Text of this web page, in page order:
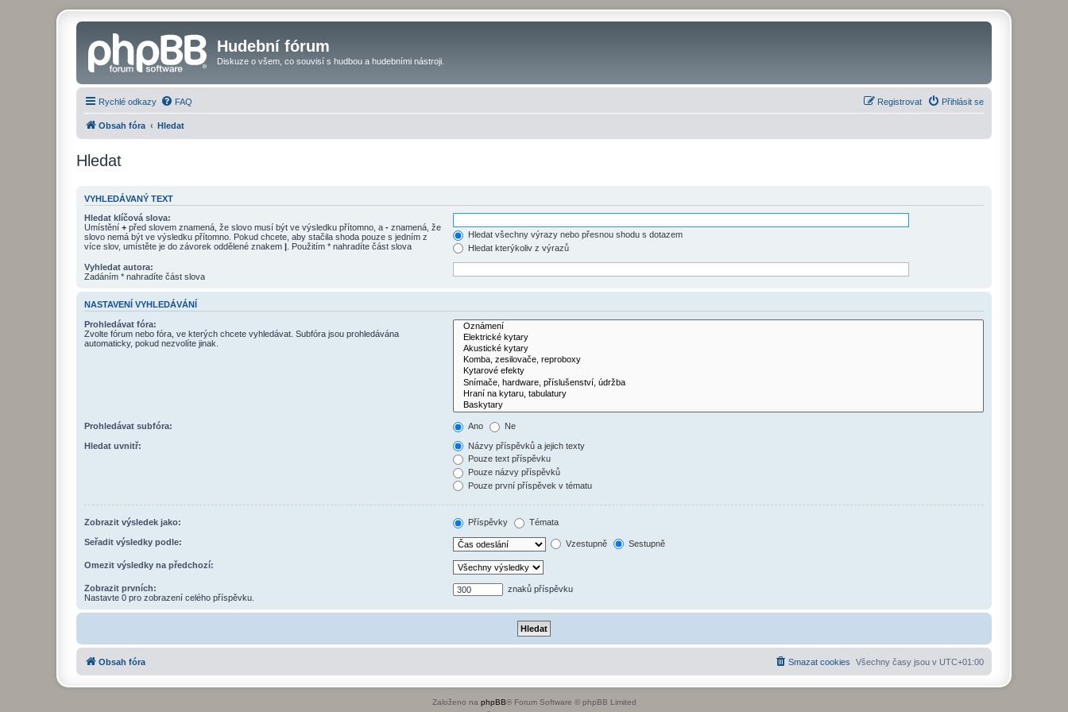
Hudební fórum
Diskuze o všem, co souvisí s hudbou a hudebními nástroji.
Rychlé odkazy FAQ Přihlásit se
Registrovat
Obsah fóra Hledat
Hledat
VYHLEDÁVANÝ TEXT
Hledat klíčová slova:
Umístění + před slovem znamená, že slovo musí být ve výsledku přítomno, a - znamená, že
slovo nemá být ve výsledku přítomno. Pokud chcete, aby stačila shoda pouze s jedním z
více slov, umístěte je do závorek oddělené znakem | . Použitím * nahradíte část slova
Hledat všechny výrazy nebo přesnou shodu s dotazem
Hledat kterýkoliv z výrazů
Vyhledat autora:
Zadáním * nahradíte část slova
NASTAVENÍ VYHLEDÁVÁNÍ
Prohledávat fóra:
Zvolte fórum nebo fóra, ve kterých chcete vyhledávat. Subfóra jsou prohledávána
automaticky, pokud nezvolíte jinak.
Prohledávat subfóra: Ano Ne
Hledat uvnitř:
Názvy příspěvků a jejich texty
Pouze text příspěvku
Pouze názvy příspěvků
Pouze první příspěvek v tématu
Zobrazit výsledek jako: Příspěvky Témata
Seřadit výsledky podle: Vzestupně Sestupně
Omezit výsledky na předchozí:
Zobrazit prvních:
Nastavte 0 pro zobrazení celého příspěvku.
znaků příspěvku
Obsah fóra Všechny časy jsou v UTC+01:00
Smazat cookies
Založeno na phpBB® Forum Software © phpBB Limited